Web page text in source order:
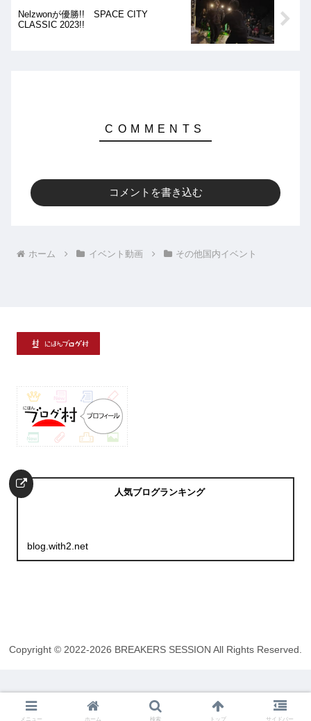
Nelzwonが優勝!! SPACE CITY
CLASSIC 2023!!
コメントを書き込む
ホーム イベント動画 その他国内イベント
人気ブログランキング
blog.with2.net
Copyright © 2022-2026 BREAKERS SESSION All Rights Reserved.
メニュー ホーム 検索 トップ サイドバー